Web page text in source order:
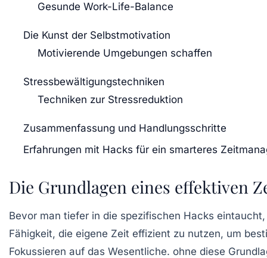
Gesunde Work-Life-Balance
Die Kunst der Selbstmotivation
Motivierende Umgebungen schaffen
Stressbewältigungstechniken
Techniken zur Stressreduktion
Zusammenfassung und Handlungsschritte
Erfahrungen mit Hacks für ein smarteres
Die Grundlagen eines effektiven
Bevor man tiefer in die spezifischen Hacks
Fähigkeit, die eigene Zeit effizient zu nutzen, um
Fokussieren auf das Wesentliche. ohne diese